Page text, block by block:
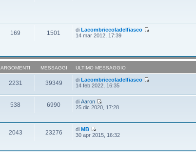
169 1501 diLacombriccoladelfiasco
14 mar 2012, 17:39
ARGOMENTI MESSAGGI ULTIMO MESSAGGIO
2231 39349 diLacombriccoladelfiasco
14 feb 2022, 16:35
538 6990 diAaron
25 dic 2020, 17:28
2043 23276 diMB
30 apr 2015, 16:32